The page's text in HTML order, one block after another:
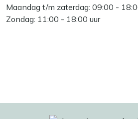
Maandag t/m zaterdag: 09:00 -
Zondag: 11:00 - 18:00 uur